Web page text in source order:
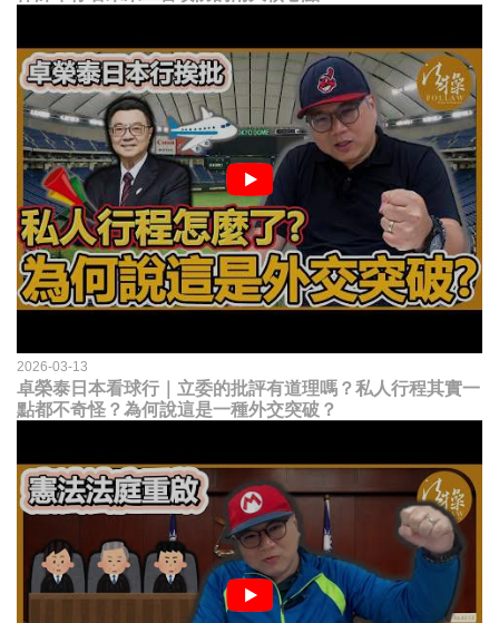
2026-03-13
卓榮泰日本看球行｜立委的批評有道理嗎？私人行程其實一
點都不奇怪？為何說這是一種外交突破？